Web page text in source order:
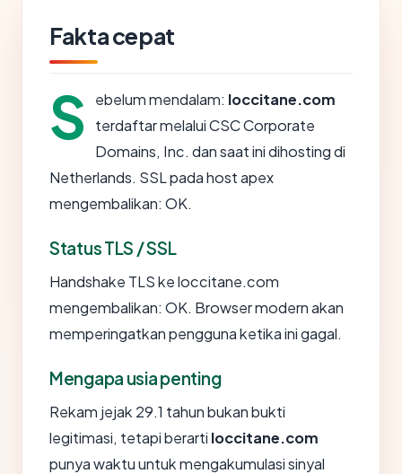
Fakta cepat
S ebelum mendalam: loccitane.com
terdaftar melalui CSC Corporate
Domains, Inc. dan saat ini dihosting di
Netherlands. SSL pada host apex
mengembalikan: OK.
Status TLS / SSL
Handshake TLS ke loccitane.com
mengembalikan: OK. Browser modern akan
memperingatkan pengguna ketika ini gagal.
Mengapa usia penting
Rekam jejak 29.1 tahun bukan bukti
legitimasi, tetapi berarti loccitane.com
punya waktu untuk mengakumulasi sinyal